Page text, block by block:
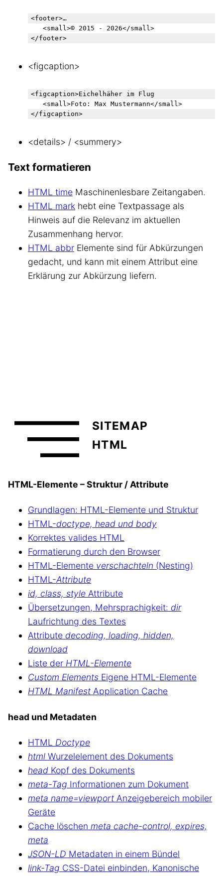
<footer>…
</footer>
<figcaption>
<figcaption>Eichelhäher im Flug
<details> / <summery>
Text formatieren
HTML time Maschinenlesbare Zeitangaben.
HTML mark hebt eine Textpassage als
Hinweis auf die Relevanz im aktuellen
Zusammenhang hervor.
HTML abbr Elemente sind für Abkürzungen
gedacht, und kann mit einem Attribut eine
Erklärung zur Abkürzung liefern.
SITEMAP
HTML
HTML-Elemente – Struktur / Attribute
Grundlagen: HTML-Elemente und Struktur
HTML-doctype, head und body
Korrektes valides HTML
Formatierung durch den Browser
HTML-Elemente verschachteln (Nesting)
HTML-Attribute
id, class, style Attribute
Übersetzungen, Mehrsprachigkeit: dir
Laufrichtung des Textes
Attribute decoding, loading, hidden,
download
Liste der HTML-Elemente
Custom Elements Eigene HTML-Elemente
HTML Manifest Application Cache
head und Metadaten
HTML Doctype
html Wurzelelement des Dokuments
head Kopf des Dokuments
meta-Tag Informationen zum Dokument
meta name=viewport Anzeigebereich mobiler
Geräte
Cache löschen meta cache-control, expires,
meta
JSON-LD Metadaten in einem Bündel
link-Tag CSS-Datei einbinden, Kanonische